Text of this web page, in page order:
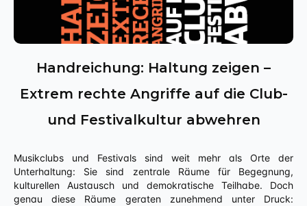
Handreichung: Haltung zeigen –
Extrem rechte Angriffe auf die Club-
und Festivalkultur abwehren
Musikclubs und Festivals sind weit mehr als Orte der
Unterhaltung: Sie sind zentrale Räume für Begegnung,
kulturellen Austausch und demokratische Teilhabe. Doch
genau diese Räume geraten zunehmend unter Druck: